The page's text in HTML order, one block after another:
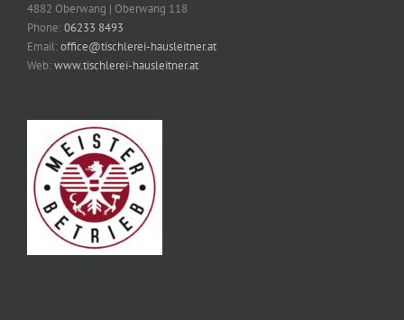
4882 Oberwang | Oberwang 118
Phone:06233 8493
Email:office@tischlerei-hausleitner.at
Web:www.tischlerei-hausleitner.at